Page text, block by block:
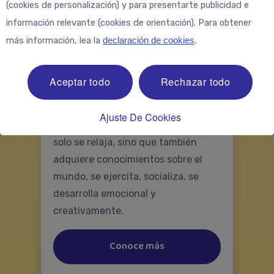
Energía para jugar: ¿por
qué es tan importante?
El juego es una de las actividades
niño. Gracias al juego, el bebé no
solo se relaja, sino que también
adquiere conocimientos sobre el
mundo, se ejercita, socializa, se
desarrolla emocional y
creativamente.
Conoce más
(cookies de personalización) y para presentarte publicidad e
información relevante (cookies de orientación). Para obtener
más información, lea la declaración de cookies.
Aceptar todo Rechazar todo
Ajuste De Cookies